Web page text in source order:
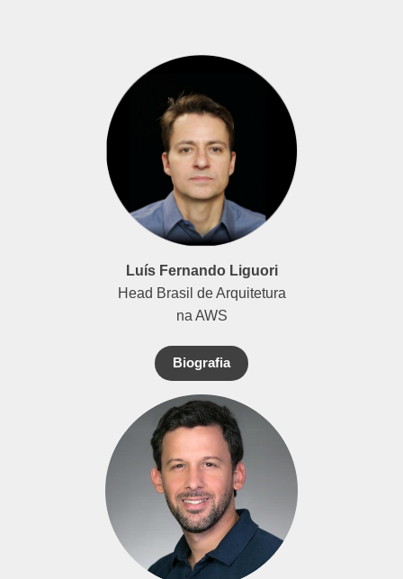
Luís Fernando Liguori
Head Brasil de Arquitetura
na AWS
Biografia